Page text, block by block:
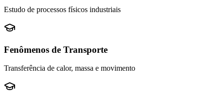
Estudo de processos físicos industriais
Fenômenos de Transporte
Transferência de calor, massa e movimento